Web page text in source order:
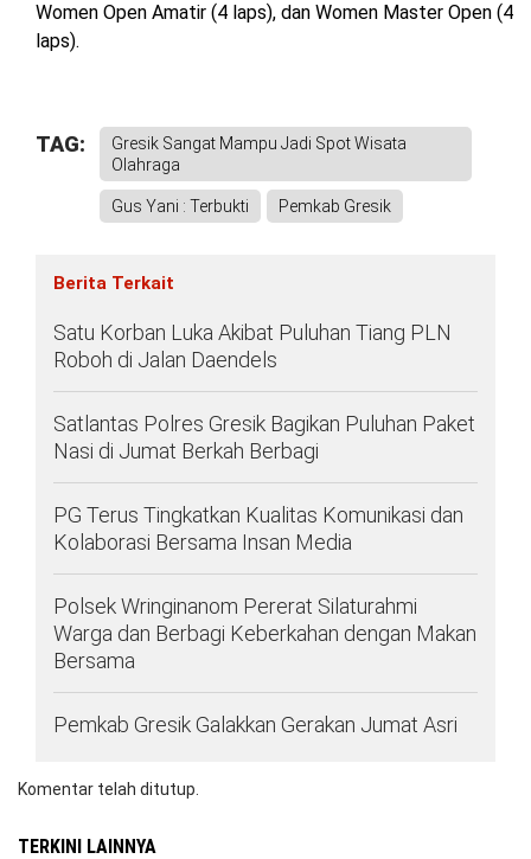
Women Open Amatir (4 laps), dan Women Master Open (4
laps).
TAG:
Gresik Sangat Mampu Jadi Spot Wisata
Olahraga
Gus Yani : Terbukti Pemkab Gresik
Berita Terkait
Satu Korban Luka Akibat Puluhan Tiang PLN
Roboh di Jalan Daendels
Satlantas Polres Gresik Bagikan Puluhan Paket
Nasi di Jumat Berkah Berbagi
PG Terus Tingkatkan Kualitas Komunikasi dan
Kolaborasi Bersama Insan Media
Polsek Wringinanom Pererat Silaturahmi
Warga dan Berbagi Keberkahan dengan Makan
Bersama
Pemkab Gresik Galakkan Gerakan Jumat Asri
Komentar telah ditutup.
TERKINI LAINNYA